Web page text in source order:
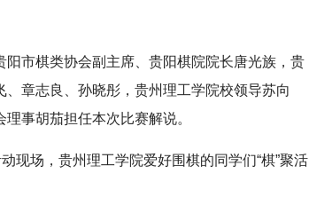
市棋类协会副主席、贵阳棋院院长唐光族，贵
章志良、孙晓彤，贵州理工学院校领导苏向
事胡茄担任本次比赛解说。
场，贵州理工学院爱好围棋的同学们“棋”聚活